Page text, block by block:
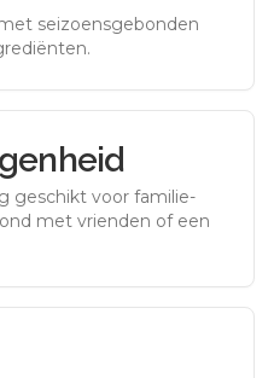
seizoensgebonden
geschikt voor familie-
met vrienden of een